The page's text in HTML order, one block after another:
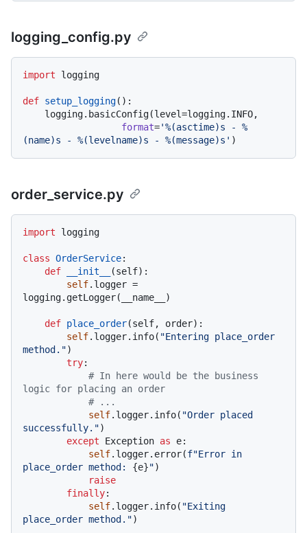
logging_config.py
import logging
def setup_logging():
format='%(asctime)s - %
(name)s - %(levelname)s - %(message)s'
order_service.py
import logging
class OrderService:
def
__init__ (self):
self.logger =
logging.getLogger(__name__)
def place_order(self, order):
self.logger.info( "Entering place_order
method.")
try:
# In here would be the business
logic for placing an order
# ...
self.logger.info( "Order placed
successfully.")
except Exception as e:
self.logger.error(f"Error in
place_order method: {e}")
raise
finally:
self.logger.info( "Exiting
place_order method."